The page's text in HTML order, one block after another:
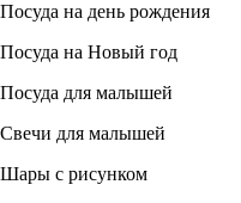
Посуда на день рождения
Посуда на Новый год
Посуда для малышей
Свечи для малышей
Шары с рисунком